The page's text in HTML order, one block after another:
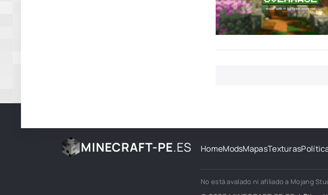
MINECRAFT-PE.ES HomeModsMapasTexturas
No está avalado ni afiliado a Mojang